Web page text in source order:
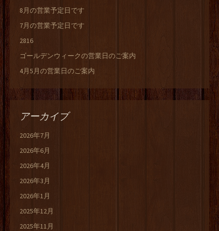
8月の営業予定日です
7月の営業予定日です
2816
ゴールデンウィークの営業日のご案内
4月5月の営業日のご案内
アーカイブ
2026年7月
2026年6月
2026年4月
2026年3月
2026年1月
2025年12月
2025年11月